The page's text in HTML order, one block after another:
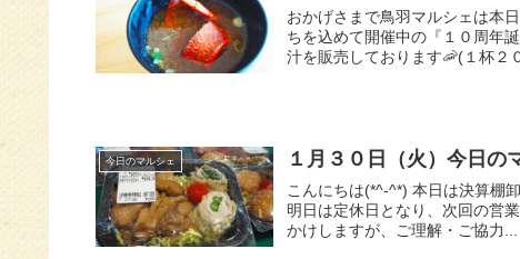
おかげさまで鳥羽マルシェは本
ちを込めて開催中の『１０周年
汁を販売しております🦐(１杯２
今日のマルシェ １月３０日（火）今日の
こんにちは(*^-^*) 本日は決算棚
明日は定休日となり、次回の営
かけしますが、ご理解・ご協力...